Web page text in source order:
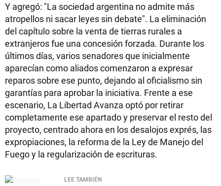
Y agregó: "La sociedad argentina no admite más
atropellos ni sacar leyes sin debate". La eliminación
del capítulo sobre la venta de tierras rurales a
extranjeros fue una concesión forzada. Durante los
últimos días, varios senadores que inicialmente
aparecían como aliados comenzaron a expresar
reparos sobre ese punto, dejando al oficialismo sin
garantías para aprobar la iniciativa. Frente a ese
escenario, La Libertad Avanza optó por retirar
completamente ese apartado y preservar el resto del
proyecto, centrado ahora en los desalojos exprés, las
expropiaciones, la reforma de la Ley de Manejo del
Fuego y la regularización de escrituras.
LEE TAMBIÉN